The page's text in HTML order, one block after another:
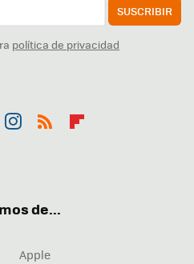
SUSCRIBIR
política de privacidad
de...
Apple